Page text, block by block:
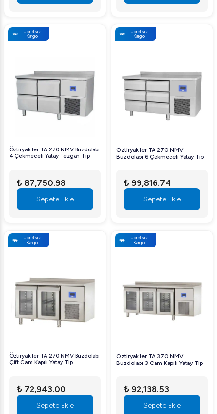
Ücretsiz
Kargo
Öztiryakiler TA 270 NMV Buzdolabı
4 Çekmeceli Yatay Tezgah Tip
₺ 87,750.98
Sepete Ekle
Ücretsiz
Kargo
Öztiryakiler TA 270 NMV
Buzdolabı 6 Çekmeceli Yatay Tip
₺ 99,816.74
Sepete Ekle
Ücretsiz
Kargo
Öztiryakiler TA 270 NMV Buzdolabı
Çift Cam Kapılı Yatay Tip
₺ 72,943.00
Sepete Ekle
Ücretsiz
Kargo
Öztiryakiler TA 370 NMV
Buzdolabı 3 Cam Kapılı Yatay Tip
₺ 92,138.53
Sepete Ekle